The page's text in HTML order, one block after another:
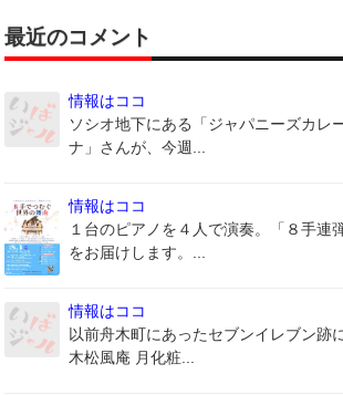
最近のコメント
情報はココ
ソシオ地下にある「ジャパニーズカレ
ナ」さんが、今週...
情報はココ
１台のピアノを４人で演奏。「８手連
をお届けします。...
情報はココ
以前舟木町にあったセブンイレブン跡
木松風庵 月化粧...